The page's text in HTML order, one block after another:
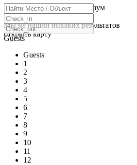
нажмите, чтобы включить зум
Загрузка карт
Мы не нашли никаких результатов
открыть карту
Guests
Guests
1
2
3
4
5
6
7
8
9
10
11
12